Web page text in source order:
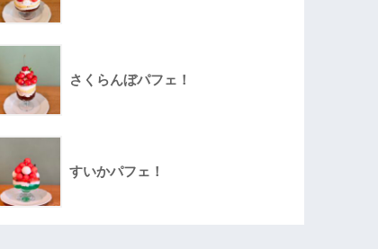
さくらんぼパフェ！
すいかパフェ！